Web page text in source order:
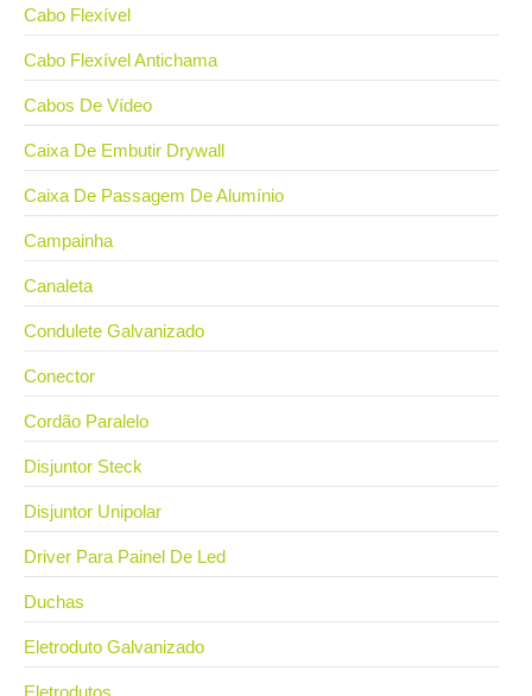
Cabo Flexível
Cabo Flexível Antichama
Cabos De Vídeo
Caixa De Embutir Drywall
Caixa De Passagem De Alumínio
Campainha
Canaleta
Condulete Galvanizado
Conector
Cordão Paralelo
Disjuntor Steck
Disjuntor Unipolar
Driver Para Painel De Led
Duchas
Eletroduto Galvanizado
Eletrodutos